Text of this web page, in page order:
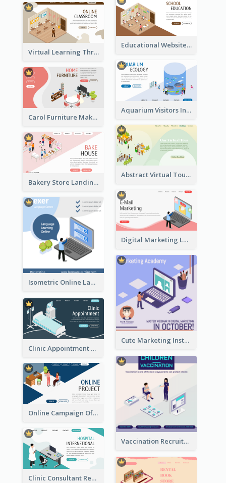
Educational Website Registration With Isometric Diagram
Virtual Learning Through Classroom With Isometric Diagram
Aquarium Visitors Information Website With Isometric Graphics
Carol Furniture Maker Landing Page With Isometric Display
Abstract Virtual Tour Booking Landing Page
Bakery Store Landing Page With Isometric Graphics
Digital Marketing Landing Site With Interesting Isometric Graphic
Isometric Online Language Learning Instagram Pos
Cute Marketing Instagram Post With Isometric Diagram
Clinic Appointment Landing Page With Isometric Diagram
Vaccination Recruitment Instagram Post With Isometric Diagram
Online Campaign Of Recruiting Donors With Isometric Display
Clinic Consultant Register Page With Isometric Diagram